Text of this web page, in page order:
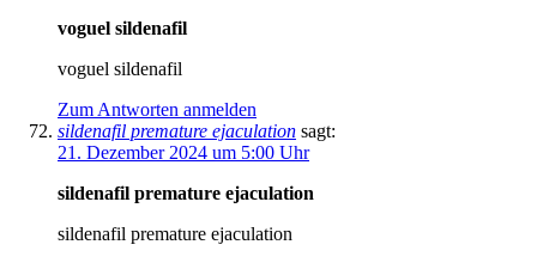
voguel sildenafil
voguel sildenafil
Zum Antworten anmelden
sildenafil premature ejaculation sagt:
21. Dezember 2024 um 5:00 Uhr
sildenafil premature ejaculation
sildenafil premature ejaculation